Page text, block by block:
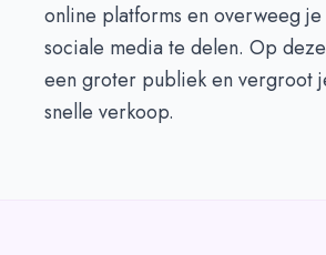
online platforms en overweeg
sociale media te delen. Op
een groter publiek en vergroot
snelle verkoop.